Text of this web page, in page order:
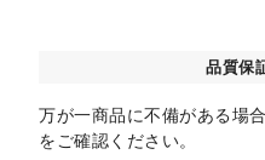
品質保
万が一商品に不備がある場合
をご確認ください。